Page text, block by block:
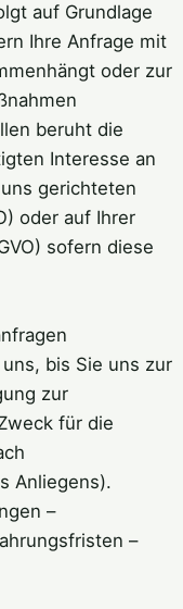
auf Grundlage
Ihre Anfrage mit
oder zur
beruht die
Interesse an
gerichteten
oder auf Ihrer
sofern diese
bis Sie uns zur
zur
für die
Anliegens).
–
–